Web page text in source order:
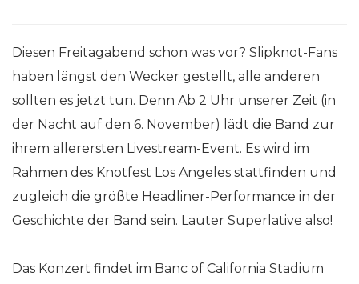
Diesen Freitagabend schon was vor? Slipknot-Fans
haben längst den Wecker gestellt, alle anderen
sollten es jetzt tun. Denn Ab 2 Uhr unserer Zeit (in
der Nacht auf den 6. November) lädt die Band zur
ihrem allerersten Livestream-Event. Es wird im
Rahmen des Knotfest Los Angeles stattfinden und
zugleich die größte Headliner-Performance in der
Geschichte der Band sein. Lauter Superlative also!
Das Konzert findet im Banc of California Stadium